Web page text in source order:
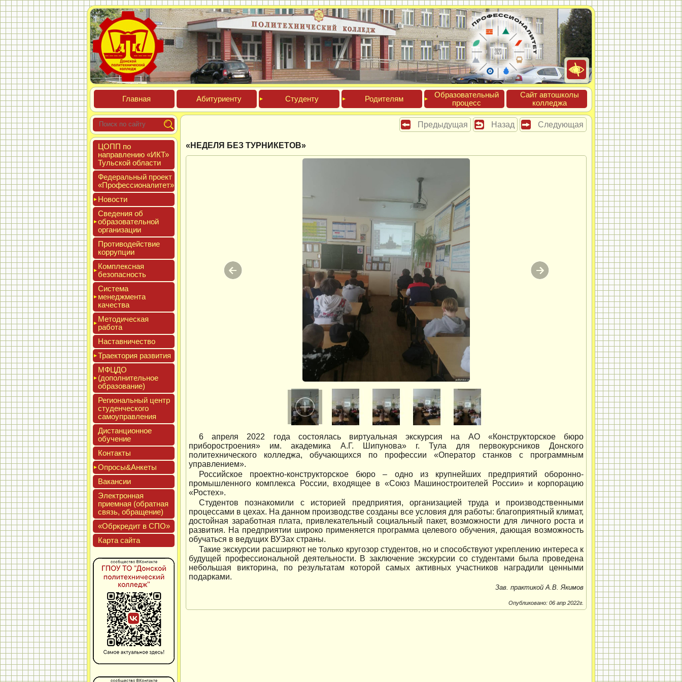
Глав­ная Аби­тури­ен­ту Сту­ден­ту Роди­телям
Обра­зова­тель­ный
про­цесс
Сайт ав­тошко­лы
кол­леджа
ЦОПП по
нап­равле­нию «ИКТ»
Туль­ской об­ласти
Феде­раль­ный про­ект
«Про­фес­си­она­литет»
Новос­ти
Све­дения об
об­ра­зова­тель­ной
ор­га­низа­ции
Про­тиво­дей­ствие
кор­рупции
Ком­плексная
бе­зопас­ность
Сис­те­ма
ме­нед­жмен­та
ка­чес­тва
Мето­дичес­кая
ра­бота
Нас­тавни­чес­тво
Тра­ек­то­рия раз­ви­тия
МФЦДО
(до­пол­ни­тель­ное
об­ра­зова­ние)
Реги­ональ­ный центр
сту­ден­ческо­го
са­мо­уп­равле­ния
Дис­танци­он­ное
обу­чение
Кон­такты
Опро­сы&Анке­ты
Вакан­сии
Элек­трон­ная
при­ем­ная (об­ратная
связь, об­ра­щение)
«Обркре­дит в СПО»
Кар­та сай­та
Предыдущая Назад Следующая
«НЕДЕЛЯ БЕЗ ТУРНИКЕТОВ»
6 апреля 2022 года состоялась виртуальная экскурсия на АО «Конструкторское бюро
приборостроения» им. академика А.Г. Шипунова» г. Тула для первокурсников Донского
политехнического колледжа, обучающихся по профессии «Оператор станков с программным
управлением».
Российское проектно-конструкторское бюро – одно из крупнейших предприятий оборонно-
промышленного комплекса России, входящее в «Союз Машиностроителей России» и корпорацию
«Ростех».
Студентов познакомили с историей предприятия, организацией труда и производственными
процессами в цехах. На данном производстве созданы все условия для работы: благоприятный климат,
достойная заработная плата, привлекательный социальный пакет, возможности для личного роста и
развития. На предприятии широко применяется программа целевого обучения, дающая возможность
обучаться в ведущих ВУЗах страны.
Такие экскурсии расширяют не только кругозор студентов, но и способствуют укреплению интереса к
будущей профессиональной деятельности. В заключение экскурсии со студентами была проведена
небольшая викторина, по результатам которой самых активных участников наградили ценными
подарками.
Зав. практикой А.В. Якимов
Опубликовано: 06 апр 2022г.